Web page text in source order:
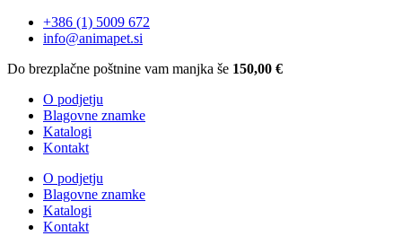
+386 (1) 5009 672
info@animapet.si
Do brezplačne poštnine vam manjka še 150,00 €
O podjetju
Blagovne znamke
Katalogi
Kontakt
O podjetju
Blagovne znamke
Katalogi
Kontakt